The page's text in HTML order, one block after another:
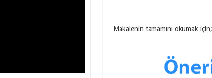
Makalenin tamamını okumak için;